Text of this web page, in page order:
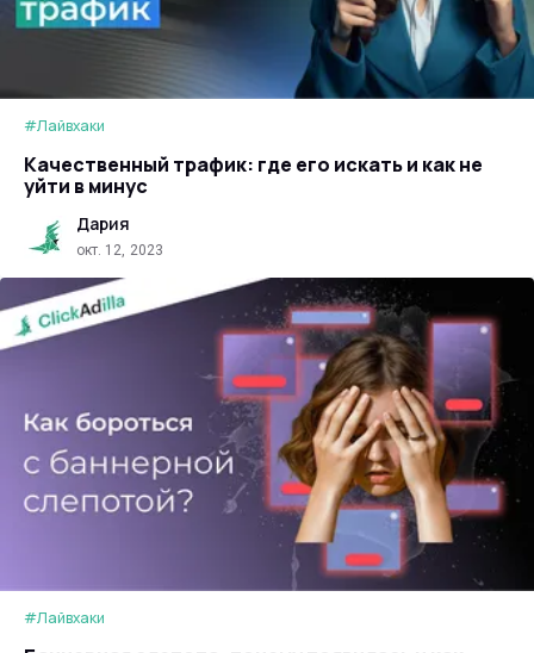
#Лайвхаки
​Качественный трафик: где его искать и как не
уйти в минус
Дария
окт. 12, 2023
#Лайвхаки